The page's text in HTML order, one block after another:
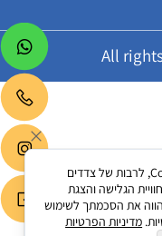
לידיעתך, באתרנו נעשה שימוש בקבצי Cookies, לרבות של צדדים
הגלישה והצגת
את הסכמתך לשימוש
מדיניות הפרטיות